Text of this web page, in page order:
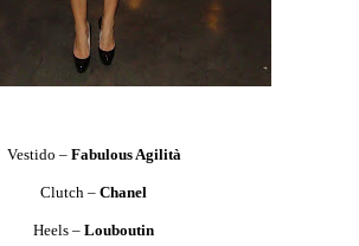
Vestido – Fabulous Agilità
Clutch – Chanel
Heels – Louboutin